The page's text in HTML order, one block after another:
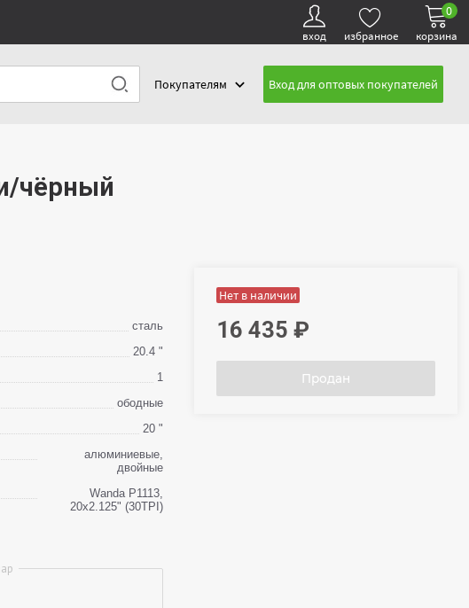
вход избранное корзина
0
Покупателям Вход для оптовых покупателей
чёрный
сталь
20.4 "
1
ободные
20 "
алюминиевые,
двойные
Wanda P1113,
20x2.125" (30TPI)
Нет в наличии
16 435 ₽
Продан